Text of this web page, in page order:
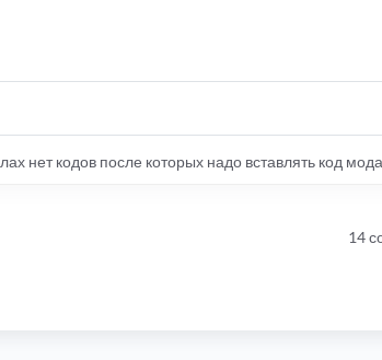
нет кодов после которых надо вставлять код
14